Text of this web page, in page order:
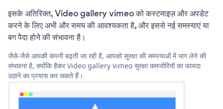
इसके अतिरिक्त, Video gallery vimeo को कस्टमाइज़ और अपडेट
करने के लिए अभी और समय की आवश्यकता है, और इससे नई समस्याएं या
बग पैदा होने की संभावना है।
जैसे-जैसे आपकी कंपनी बढ़ती जा रही है, आपको सुरक्षा की समस्याओं में भाग लेने की
संभावना है, क्योंकि हैकर Video gallery vimeo सुरक्षा कमजोरियों का फायदा
उठाने का प्रयास कर सकते हैं।